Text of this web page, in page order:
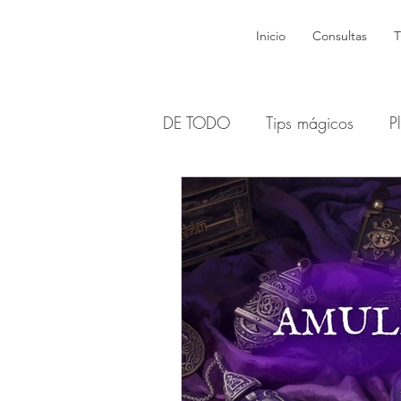
Inicio Consultas
DE TODO Tips mágicos
Brujas y dones Wicca
Dioses y Diosas Sagradas
Sabats y Esbats - Lunas